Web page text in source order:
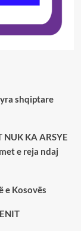
shqiptare
NUK KA ARSYE
e reja ndaj
e Kosovës